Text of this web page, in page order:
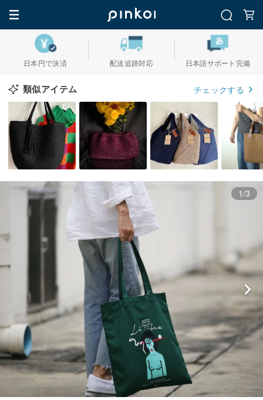
日本円で決済 配送追跡対応 日本語サポート完備
類似アイテム チェックする
1/3